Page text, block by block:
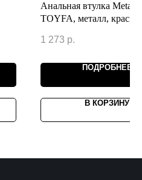
Анальная втулка Metal
TOYFA, металл,
Ø2,8 см, 50 г
1 273 р.
ПОДРОБНЕЕ
В КОРЗИНУ